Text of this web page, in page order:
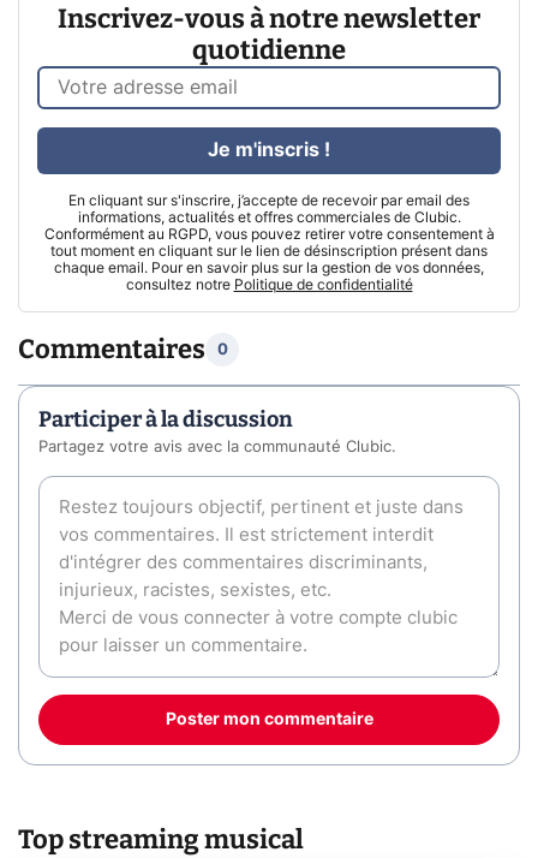
Inscrivez-vous à notre newsletter
quotidienne
En cliquant sur s'inscrire, j’accepte de recevoir par email des
informations, actualités et offres commerciales de Clubic.
Conformément au RGPD, vous pouvez retirer votre consentement à
tout moment en cliquant sur le lien de désinscription présent dans
chaque email. Pour en savoir plus sur la gestion de vos données,
consultez notre Politique de confidentialité
Je m'inscris !
Commentaires 0
Participer à la discussion
Partagez votre avis avec la communauté Clubic.
Poster mon commentaire
Top streaming musical